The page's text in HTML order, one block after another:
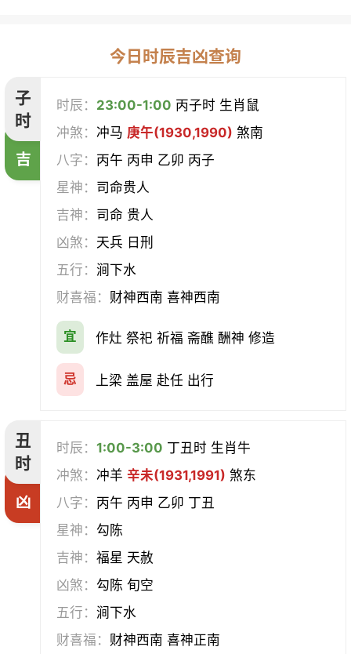
平治道涂 造桥
造仓 修饰垣墙 造船
造畜稠 盖屋
经络 酝酿 造车器
赴任 立券 置产
祭祀 祈福 求嗣
普渡 造庙 斋醮
移徙 分居 出火
习艺 栽种
放水 畋猎
求医 治病 安机械
今日时辰吉凶查询
子
时
吉
时辰： 23:00-1:00 丙子时 生肖鼠
冲煞：冲马 庚午(1930,1990) 煞南
八字： 丙午 丙申 乙卯 丙子
星神： 司命贵人
吉神： 司命 贵人
凶煞： 天兵 日刑
五行：涧下水
财喜福： 财神西南 喜神西南
宜 作灶 祭祀 祈福 斋醮 酬神 修造
忌 上梁 盖屋 赴任 出行
丑
时
凶
时辰：1:00-3:00 丁丑时 生肖牛
冲煞：冲羊辛未(1931,1991) 煞东
八字： 丙午 丙申 乙卯 丁丑
星神： 勾陈
吉神：福星 天赦
凶煞： 勾陈 旬空
五行：涧下水
财喜福： 财神西南 喜神正南